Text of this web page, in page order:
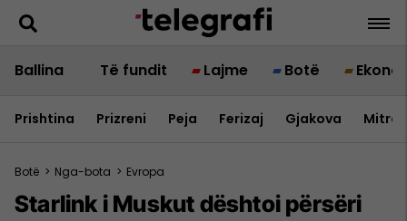
Ballina Të fundit Lajme Botë
Prishtina Prizreni Peja Ferizaj Gjakova
Botë > Nga-bota > Evropa
Starlink i Muskut dështoi përsëri